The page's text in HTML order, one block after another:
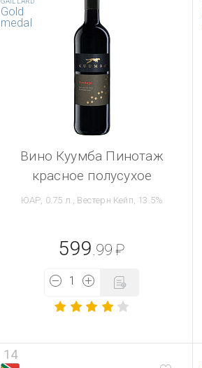
Gold
medal
Вино Куумба Пинотаж
красное полусухое
ЮАР, 0.75 л., Вестерн Кейп, 13.5%
599 .99 ₽
14